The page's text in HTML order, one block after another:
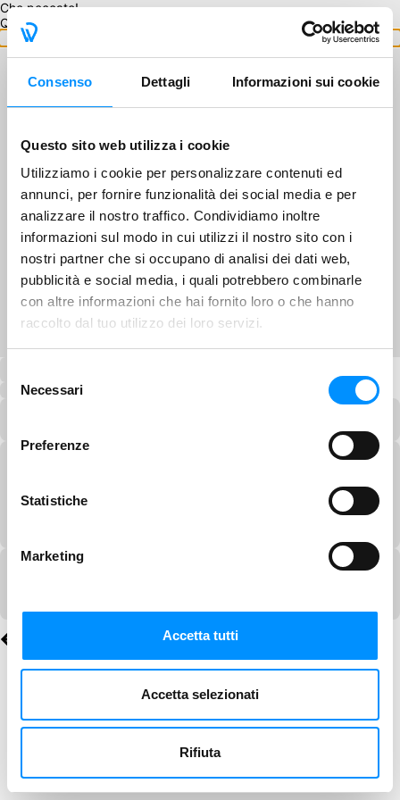
Consenso Dettagli Informazioni sui cookie
Questo sito web utilizza i cookie
Utilizziamo i cookie per personalizzare contenuti ed
annunci, per fornire funzionalità dei social media e per
analizzare il nostro traffico. Condividiamo inoltre
informazioni sul modo in cui utilizzi il nostro sito con i
nostri partner che si occupano di analisi dei dati web,
pubblicità e social media, i quali potrebbero combinarle
con altre informazioni che hai fornito loro o che hanno
raccolto dal tuo utilizzo dei loro servizi.
delNecessari
Preferenze
Statistiche
Marketing
Accetta tutti
Accetta selezionati
Rifiuta
Che peccato!
Questo GA non è disponibile.